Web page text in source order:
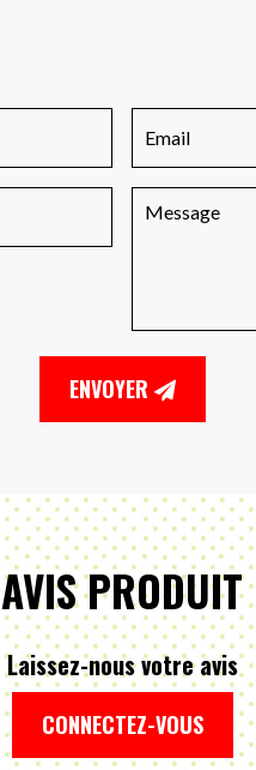
ENVOYER
AVIS PRODUIT
Laissez-nous votre avis
CONNECTEZ-VOUS